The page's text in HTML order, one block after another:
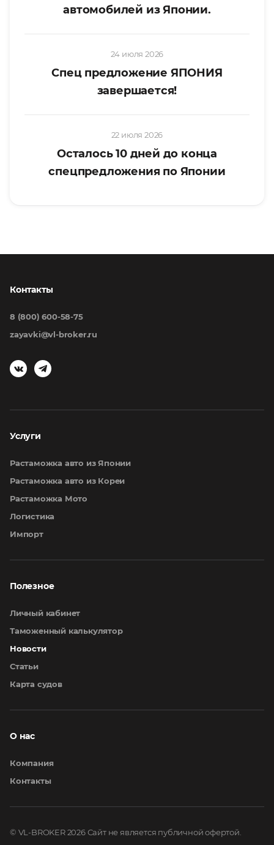
автомобилей из Японии.
24 июля 2026
Спец предложение ЯПОНИЯ
завершается!
22 июля 2026
Осталось 10 дней до конца
спецпредложения по Японии
Услуги
Растаможка авто из Японии
Растаможка авто из Кореи
Растаможка Мото
Логистика
Импорт
Полезное
Личный кабинет
Таможенный калькулятор
Новости
Статьи
Карта судов
О нас
Компания
Контакты
Контакты
8 (800) 600-58-75
zayavki@vl-broker.ru
© VL-BROKER 2026Сайт не является публичной офертой.